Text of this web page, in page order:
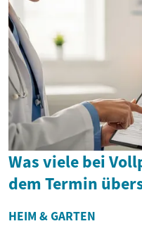
Was viele bei
dem Termin
HEIM & GARTEN